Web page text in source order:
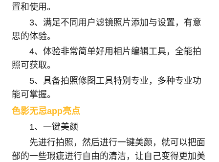
置和使用。
3、满足不同用户滤镜照片添加与设置，有意
思的体验。
4、体验非常简单好用相片编辑工具，全能拍
照可获取。
5、具备拍照修图工具特别专业，多种专业功
能可掌握。
色影无忌app亮点
1、一键美颜
先进行拍照，然后进行一键美颜，就可以把面
部的一些瑕疵进行自由的清洁，让自己变得更加美